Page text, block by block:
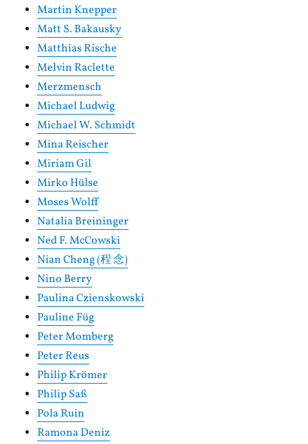
Martin Knepper
Matt S. Bakausky
Matthias Rische
Melvin Raclette
Merzmensch
Michael Ludwig
Michael W. Schmidt
Mina Reischer
Miriam Gil
Mirko Hülse
Moses Wolff
Natalia Breininger
Ned F. McCowski
Nian Cheng (程 念)
Nino Berry
Paulina Czienskowski
Pauline Füg
Peter Momberg
Peter Reus
Philip Krömer
Philip Saß
Pola Ruin
Ramona Deniz